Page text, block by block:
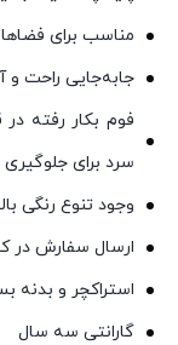
مناسب برای
جابه‌جایی راحت و
فوم بکار رفته
سرد برای
وجود تنوع رنگی
ارسال سفارش در
استراکچر و بدنه
گارانتی سه سال